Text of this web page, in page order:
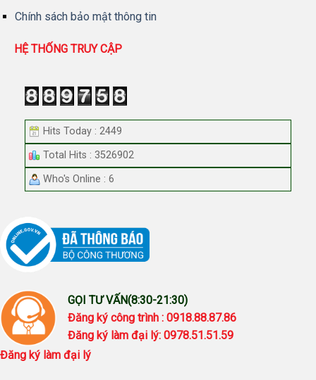
Chính sách bảo mật thông tin
HỆ THỐNG TRUY CẬP
Hits Today : 2449
Total Hits : 3526902
Who's Online : 6
GỌI TƯ VẤN(8:30-21:30)
Đăng ký công trình : 0918.88.87.86
Đăng ký làm đại lý: 0978.51.51.59
Đăng ký làm đại lý